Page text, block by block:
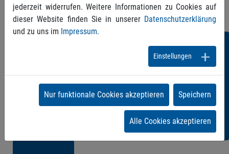
Folgen
Sie
uns!
jederzeit widerrufen. Weitere Informationen zu Cookies auf
dieser Website finden Sie in unserer Datenschutzerklärung
und zu uns im Impressum.
Einstellungen
Nur funktionale Cookies akzeptieren Speichern
Alle Cookies akzeptieren